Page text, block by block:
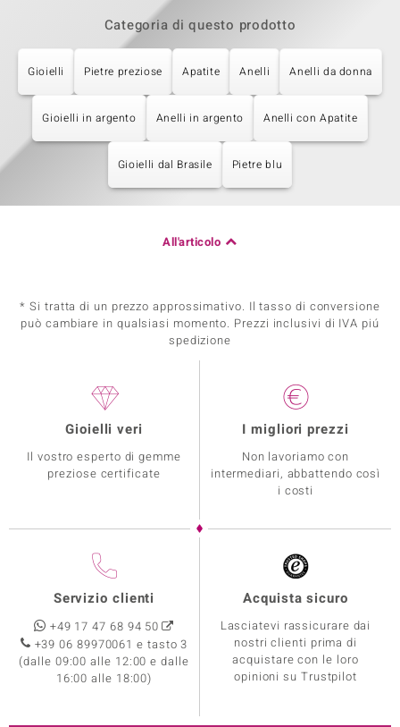
Categoria di questo prodotto
Gioielli Pietre preziose Apatite Anelli Anelli da donna
Gioielli in argento Anelli in argento Anelli con Apatite
Gioielli dal Brasile Pietre blu
All'articolo
* Si tratta di un prezzo approssimativo. Il tasso di conversione
può cambiare in qualsiasi momento. Prezzi inclusivi di IVA piú
spedizione
Gioielli veri
Il vostro esperto di gemme
preziose certificate
I migliori prezzi
Non lavoriamo con
intermediari, abbattendo così
i costi
Servizio clienti
+49 17 47 68 94 50
+39 06 89970061 e tasto 3
(dalle 09:00 alle 12:00 e dalle
16:00 alle 18:00)
Acquista sicuro
Lasciatevi rassicurare dai
nostri clienti prima di
acquistare con le loro
opinioni su Trustpilot